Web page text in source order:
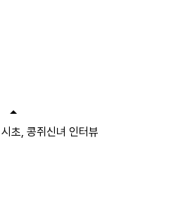
초, 콩쥐신녀 인터뷰